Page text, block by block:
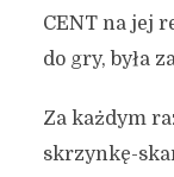
CENT na jej
do gry, była
Za każdym
skrzynkę-